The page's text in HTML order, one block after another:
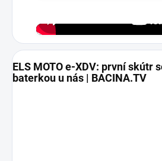
Párování klíče a aplikace
ELS MOTO e-XDV: první skútr
baterkou u nás | BACINA.TV